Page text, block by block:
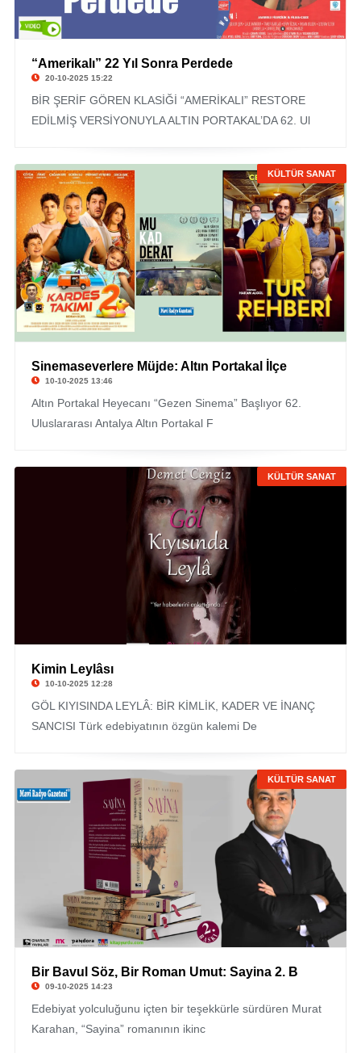
“Amerikalı” 22 Yıl Sonra Perdede
20-10-2025 15:22
BİR ŞERİF GÖREN KLASİĞİ “AMERİKALI” RESTORE
EDİLMİŞ VERSİYONUYLA ALTIN PORTAKAL’DA 62. Ul
KÜLTÜR SANAT
Sinemaseverlere Müjde: Altın Portakal İlçe
10-10-2025 13:46
Altın Portakal Heyecanı “Gezen Sinema” Başlıyor 62.
Uluslararası Antalya Altın Portakal F
KÜLTÜR SANAT
Kimin Leylâsı
10-10-2025 12:28
GÖL KIYISINDA LEYLÂ: BİR KİMLİK, KADER VE İNANÇ
SANCISI Türk edebiyatının özgün kalemi De
KÜLTÜR SANAT
Bir Bavul Söz, Bir Roman Umut: Sayina 2. B
09-10-2025 14:23
Edebiyat yolculuğunu içten bir teşekkürle sürdüren Murat
Karahan, “Sayina” romanının ikinc